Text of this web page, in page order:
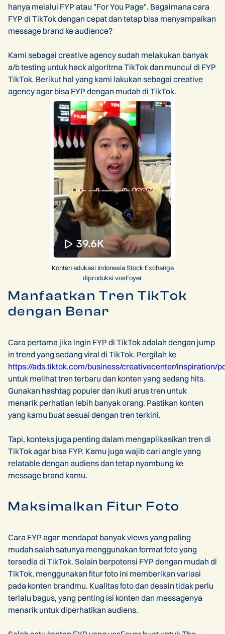
hanya melalui FYP atau "For You Page". Bagaimana cara
FYP di TikTok dengan cepat dan tetap bisa menyampaikan
message brand ke audience?
Kami sebagai creative agency sudah melakukan banyak
a/b testing untuk hack algoritma TikTok dan muncul di FYP
TikTok. Berikut hal yang kami lakukan sebagai creative
agency agar bisa FYP dengan mudah di TikTok.
Konten edukasi Indonesia Stock Exchange
diproduksi vosFoyer
Manfaatkan Tren TikTok
dengan Benar
Cara pertama jika ingin FYP di TikTok adalah dengan jump
in trend yang sedang viral di TikTok. Pergilah ke
https://ads.tiktok.com/business/creativecenter/inspiration/
untuk melihat tren terbaru dan konten yang sedang hits.
Gunakan hashtag populer dan ikuti arus tren untuk
menarik perhatian lebih banyak orang. Pastikan konten
yang kamu buat sesuai dengan tren terkini.
Tapi, konteks juga penting dalam mengaplikasikan tren di
TikTok agar bisa FYP. Kamu juga wajib cari angle yang
relatable dengan audiens dan tetap nyambung ke
message brand kamu.
Maksimalkan Fitur Foto
Cara FYP agar mendapat banyak views yang paling
mudah salah satunya menggunakan format foto yang
tersedia di TikTok. Selain berpotensi FYP dengan mudah di
TikTok, menggunakan fitur foto ini memberikan variasi
pada konten brandmu. Kualitas foto dan desain tidak perlu
terlalu bagus, yang penting isi konten dan messagenya
menarik untuk diperhatikan audiens.